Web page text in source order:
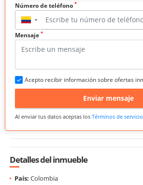
Número de teléfono *
▼
Mensaje *
Acepto recibir información sobre ofertas
Enviar mensaje
Al enviar tus datos aceptas los Términos de
Detalles del inmueble
País: Colombia